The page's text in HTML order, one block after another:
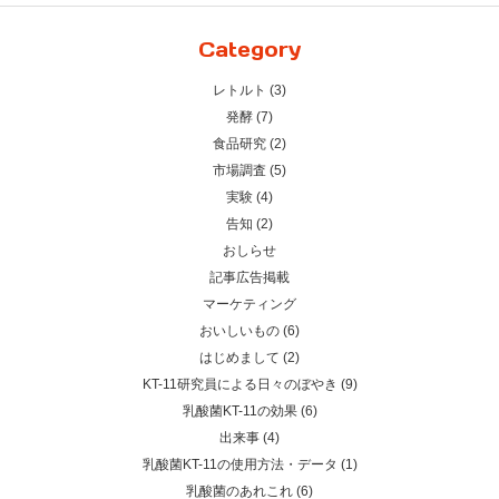
Category
レトルト (3)
発酵 (7)
食品研究 (2)
市場調査 (5)
実験 (4)
告知 (2)
おしらせ
記事広告掲載
マーケティング
おいしいもの (6)
はじめまして (2)
KT-11研究員による日々のぼやき (9)
乳酸菌KT-11の効果 (6)
出来事 (4)
乳酸菌KT-11の使用方法・データ (1)
乳酸菌のあれこれ (6)